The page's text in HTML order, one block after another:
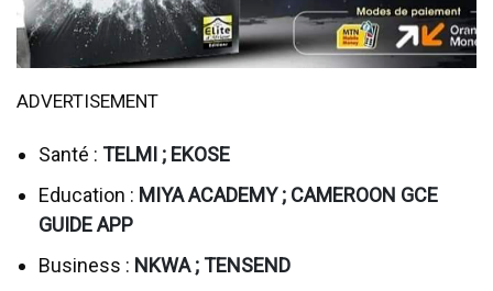
ADVERTISEMENT
Santé : TELMI ; EKOSE
Education : MIYA ACADEMY ; CAMEROON GCE
GUIDE APP
Business : NKWA ; TENSEND